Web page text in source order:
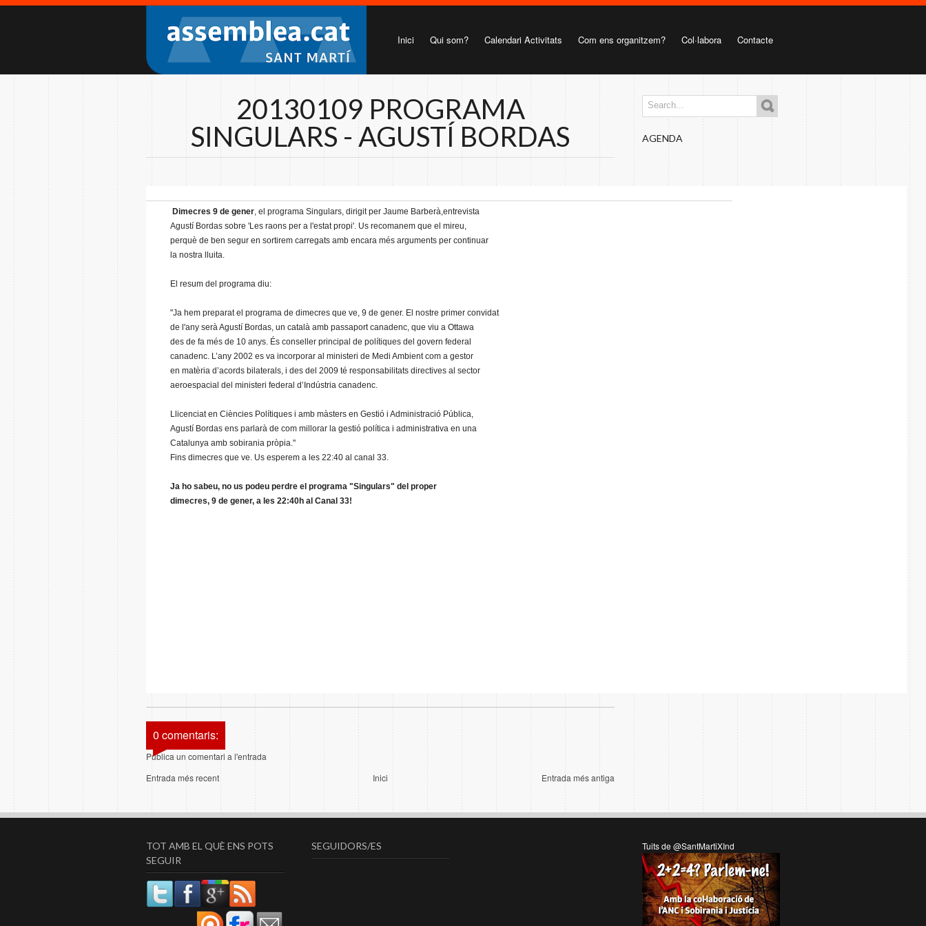
Inici Qui som? Calendari Activitats Com ens organitzem? Col·labora Contacte
20130109 PROGRAMA
SINGULARS - AGUSTÍ BORDAS
Dimecres 9 de gener, el programa Singulars, dirigit per Jaume Barberà,entrevista
Agustí Bordas sobre 'Les raons per a l'estat propi'. Us recomanem que el mireu,
perquè de ben segur en sortirem carregats amb encara més arguments per continuar
la nostra lluita.
El resum del programa diu:
"Ja hem preparat el programa de dimecres que ve, 9 de gener. El nostre primer convidat
de l'any serà Agustí Bordas, un català amb passaport canadenc, que viu a Ottawa
des de fa més de 10 anys. És conseller principal de polítiques del govern federal
canadenc. L’any 2002 es va incorporar al ministeri de Medi Ambient com a gestor
en matèria d’acords bilaterals, i des del 2009 té responsabilitats directives al sector
aeroespacial del ministeri federal d’Indústria canadenc.
Llicenciat en Ciències Polítiques i amb màsters en Gestió i Administració Pública,
Agustí Bordas ens parlarà de com millorar la gestió política i administrativa en una
Catalunya amb sobirania pròpia."
Fins dimecres que ve. Us esperem a les 22:40 al canal 33.
Ja ho sabeu, no us podeu perdre el programa "Singulars" del proper
dimecres, 9 de gener, a les 22:40h al Canal 33!
0 comentaris:
Publica un comentari a l'entrada
Entrada més recent
Inici Entrada més antiga
AGENDA
TOT AMB EL QUÈ ENS POTS
SEGUIR
SEGUIDORS/ES Tuits de @SantMartiXInd